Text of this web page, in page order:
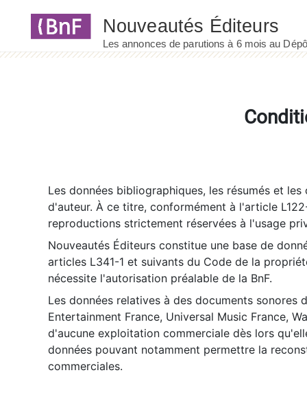
Les données bibliographiques, les résumés et
d'auteur. À ce titre, conformément à l'article
reproductions strictement réservées à l'usage
Nouveautés Éditeurs constitue une base de
articles L341-1 et suivants du Code de la
nécessite l'autorisation préalable de la BnF.
Les données relatives à des documents sonores
Entertainment France, Universal Music France,
d'aucune exploitation commerciale dès lors
données pouvant notamment permettre la
commerciales.